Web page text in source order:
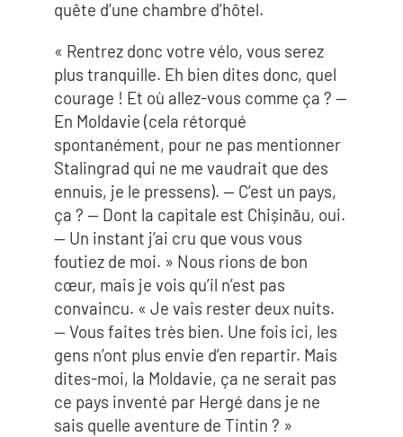
quête d’une chambre d’hôtel.
« Rentrez donc votre vélo, vous serez
plus tranquille. Eh bien dites donc, quel
courage ! Et où allez-vous comme ça ? —
En Moldavie (cela rétorqué
spontanément, pour ne pas mentionner
Stalingrad qui ne me vaudrait que des
ennuis, je le pressens). — C’est un pays,
ça ? — Dont la capitale est Chișinău, oui.
— Un instant j’ai cru que vous vous
foutiez de moi. » Nous rions de bon
cœur, mais je vois qu’il n’est pas
convaincu. « Je vais rester deux nuits.
— Vous faites très bien. Une fois ici, les
gens n’ont plus envie d’en repartir. Mais
dites-moi, la Moldavie, ça ne serait pas
ce pays inventé par Hergé dans je ne
sais quelle aventure de Tintin ? »